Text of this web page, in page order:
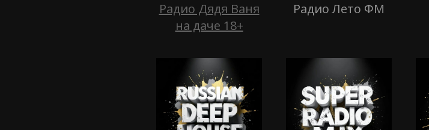
Радио Дядя Ваня
на даче 18+
Радио Лето ФМ